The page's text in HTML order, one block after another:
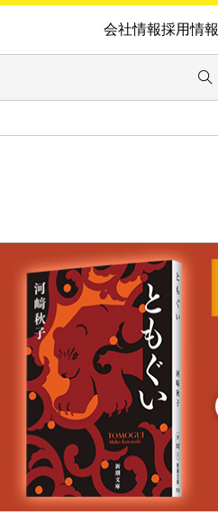
会社情報採用情報